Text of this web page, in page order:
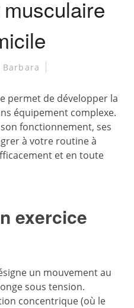
Barbara
permet de développer la
équipement complexe.
fonctionnement, ses
à votre routine à
et en toute
exercice
un mouvement au
sous tension.
concentrique (où le